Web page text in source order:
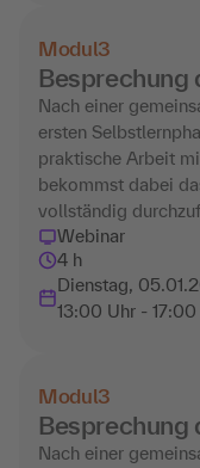
Modul3
Besprechung
Nach einer
ersten
praktische Arbeit
bekommst dabei
vollständig
Webinar
4 h
Dienstag,
13:00 Uhr - 17:00
Modul3
Besprechung
Nach einer